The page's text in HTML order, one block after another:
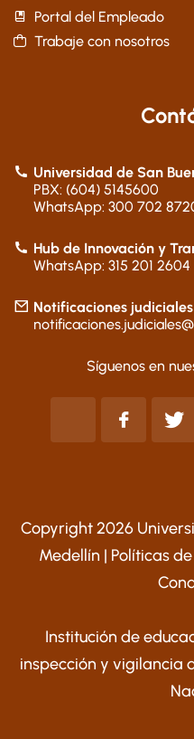
Portal del Empleado
Trabaje con nosotros
Universidad de San
PBX: (604) 5145600
WhatsApp: 300 702
Hub de Innovación y
WhatsApp: 315 201 2604
Notificaciones judiciales
Síguenos en
Copyright 2026
Medellín | Políticas
Institución de
inspección y vigilancia